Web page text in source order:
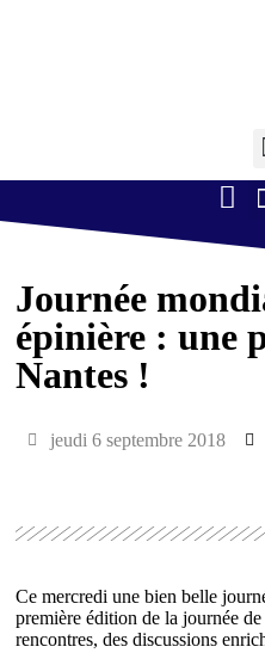
Journée
épinière : une
Nantes !
jeudi 6 septembre 2018
Ce mercredi une bien belle
première édition de la journée
rencontres, des discussions